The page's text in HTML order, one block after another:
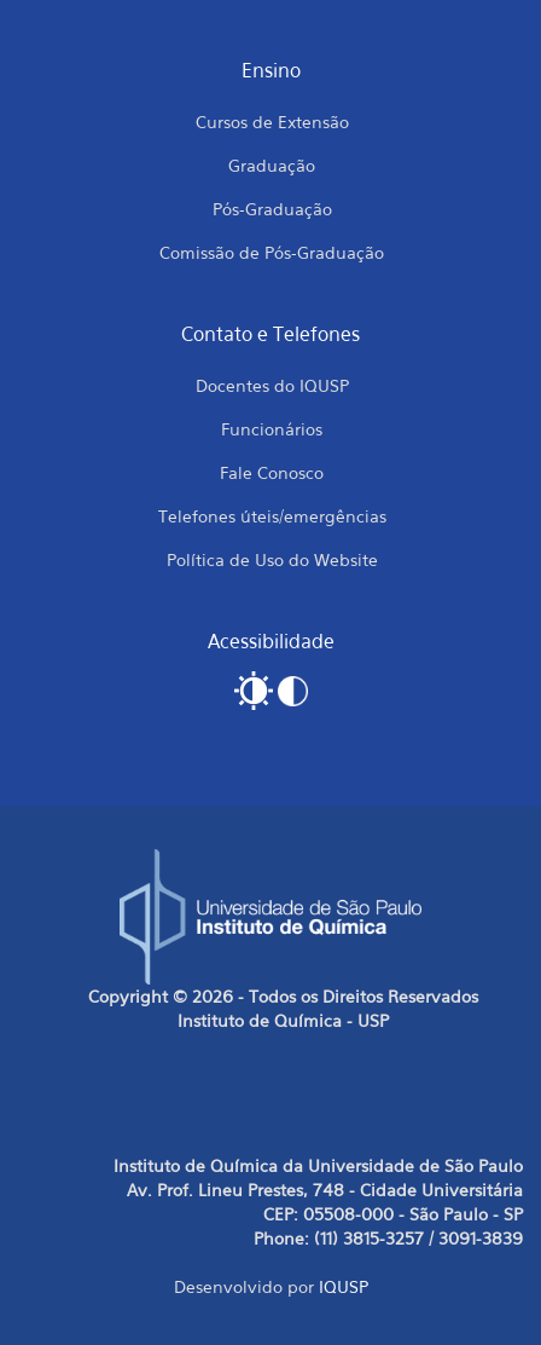
Ensino
Cursos de Extensão
Graduação
Pós-Graduação
Comissão de Pós-Graduação
Contato e Telefones
Docentes do IQUSP
Funcionários
Fale Conosco
Telefones úteis/emergências
Política de Uso do Website
Acessibilidade
Copyright © 2026 - Todos os Direitos Reservados
Instituto de Química - USP
Instituto de Química da Universidade de São Paulo
Av. Prof. Lineu Prestes, 748 - Cidade Universitária
CEP: 05508-000 - São Paulo - SP
Phone: (11) 3815-3257 / 3091-3839
Desenvolvido por IQUSP